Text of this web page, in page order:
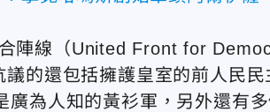
陣線（United Front for
的還包括擁護皇室的前人民
為人知的黃衫軍，另外還有多